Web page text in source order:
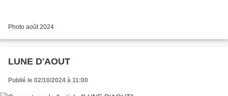
Photo août 2024
LUNE D'AOUT
Publié le 02/10/2024 à 11:00